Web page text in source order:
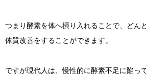
つまり酵素を体へ摂り入れることで、どん
体質改善をすることができます。
ですが現代人は、慢性的に酵素不足に陥っ